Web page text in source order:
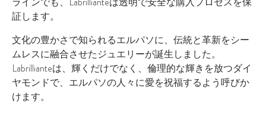
証します。
文化の豊かさで知られるエルパソに、伝統と革新をシー
ムレスに融合させたジュエリーが誕生しました。
Labrillianteは、輝くだけでなく、倫理的な輝きを放つダイ
ヤモンドで、エルパソの人々に愛を祝福するよう呼びか
けます。